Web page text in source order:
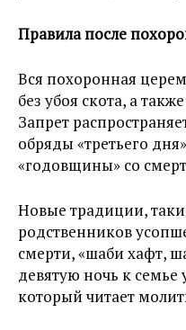
Правила после
Вся похоронная
без убоя скота, а
Запрет
обряды «третьего
«годовщины» со
Новые традиции,
родственников
смерти, «шаби хафт,
девятую ночь к
который читает